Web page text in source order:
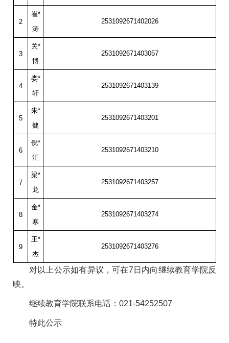
2
崔*
涛
2531092671402026
3
关*
博
2531092671403057
4
娄*
轩
2531092671403139
5
朱*
健
2531092671403201
6
倪*
汇
2531092671403210
7
梁*
龙
2531092671403257
8
金*
寒
2531092671403274
9
王*
杰
2531092671403276
对以上公示如有异议，可在7日内向继续教育学院反
映。
继续教育学院联系电话：021-54252507
特此公示